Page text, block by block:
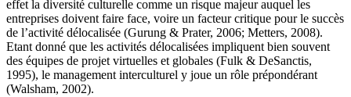
effet la diversité culturelle comme un risque majeur auquel les
entreprises doivent faire face, voire un facteur critique pour le succès
de l’activité délocalisée (Gurung & Prater, 2006; Metters, 2008).
Etant donné que les activités délocalisées impliquent bien souvent
des équipes de projet virtuelles et globales (Fulk & DeSanctis,
1995), le management interculturel y joue un rôle prépondérant
(Walsham, 2002).